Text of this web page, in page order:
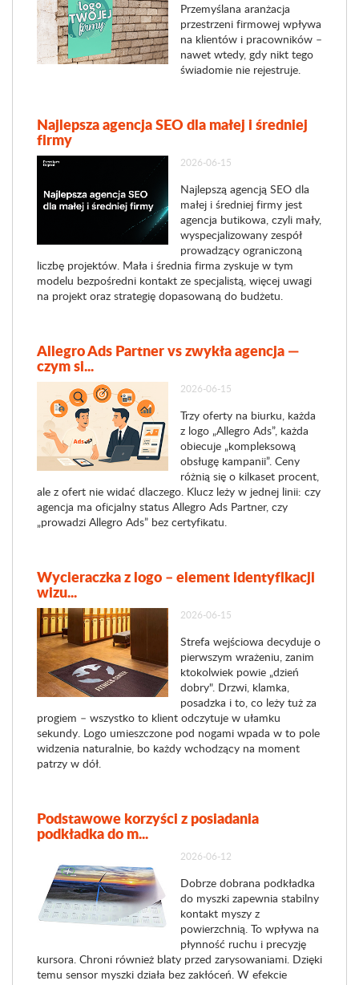
Przemyślana aranżacja
przestrzeni firmowej wpływa
na klientów i pracowników –
nawet wtedy, gdy nikt tego
świadomie nie rejestruje.
Najlepsza agencja SEO dla małej i średniej
firmy
2026-06-15
Najlepszą agencją SEO dla
małej i średniej firmy jest
agencja butikowa, czyli mały,
wyspecjalizowany zespół
prowadzący ograniczoną
liczbę projektów. Mała i średnia firma zyskuje w tym
modelu bezpośredni kontakt ze specjalistą, więcej uwagi
na projekt oraz strategię dopasowaną do budżetu.
Allegro Ads Partner vs zwykła agencja —
czym si...
2026-06-15
Trzy oferty na biurku, każda
z logo „Allegro Ads”, każda
obiecuje „kompleksową
obsługę kampanii”. Ceny
różnią się o kilkaset procent,
ale z ofert nie widać dlaczego. Klucz leży w jednej linii: czy
agencja ma oficjalny status Allegro Ads Partner, czy
„prowadzi Allegro Ads” bez certyfikatu.
Wycieraczka z logo – element identyfikacji
wizu...
2026-06-15
Strefa wejściowa decyduje o
pierwszym wrażeniu, zanim
ktokolwiek powie „dzień
dobry". Drzwi, klamka,
posadzka i to, co leży tuż za
progiem – wszystko to klient odczytuje w ułamku
sekundy. Logo umieszczone pod nogami wpada w to pole
widzenia naturalnie, bo każdy wchodzący na moment
patrzy w dół.
Podstawowe korzyści z posiadania
podkładka do m...
2026-06-12
Dobrze dobrana podkładka
do myszki zapewnia stabilny
kontakt myszy z
powierzchnią. To wpływa na
płynność ruchu i precyzję
kursora. Chroni również blaty przed zarysowaniami. Dzięki
temu sensor myszki działa bez zakłóceń. W efekcie